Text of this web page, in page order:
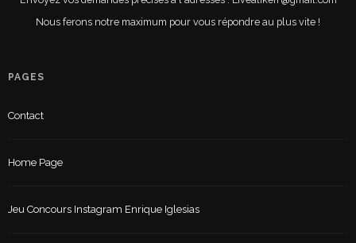
Nous ferons notre maximum pour vous répondre au plus vite !
PAGES
Contact
Home Page
Jeu Concours Instagram Enrique Iglesias